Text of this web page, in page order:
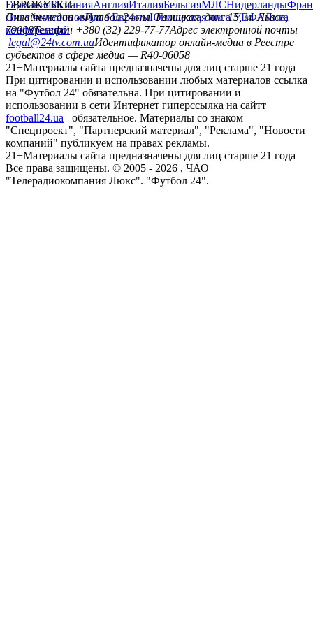
ГерманияИспанияАнглияИталияБельгияМЛСНидерланды
ЕВРОКУБКИ
Лига чемпионовЛига ЕвропыЮношеская лига УЕФАЛига
конференций
Онлайн-медиа «Футбол 24»пл. Галицкая, дом. 15, м. Львов,
79008Телефон +380 (32) 229-77-77Адрес электронной почты
legal@24tv.com.uaИдентификатор онлайн-медиа в Реестре
субъектов в сфере медиа — R40-06058
21+Материалы сайта предназначены для лиц старше 21 года
При цитировании и использовании любых материалов ссылка
на "Футбол 24" обязательна. При цитировании и
использовании в сети Интернет гиперссылка на сайтт
football24.ua
обязательное. Материалы со знаком
"Спецпроект", "Партнерский материал", "Реклама", "Новости
компаний" публикуем на правах рекламы.
21+Материалы сайта предназначены для лиц старше 21 года
Все права защищены. © 2005 - 2026 , ЧАО
"Телерадиокомпания Люкс". "Футбол 24".